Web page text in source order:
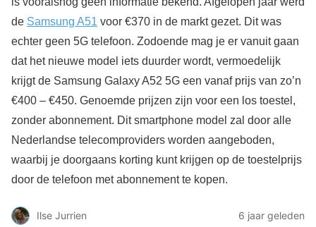
de Samsung A51 voor €370 in de markt gezet. Dit was
echter geen 5G telefoon. Zodoende mag je er vanuit gaan
dat het nieuwe model iets duurder wordt, vermoedelijk
krijgt de Samsung Galaxy A52 5G een vanaf prijs van zo’n
€400 – €450. Genoemde prijzen zijn voor een los toestel,
zonder abonnement. Dit smartphone model zal door alle
Nederlandse telecomproviders worden aangeboden,
waarbij je doorgaans korting kunt krijgen op de toestelprijs
door de telefoon met abonnement te kopen.
Ilse Jurrien
6 jaar geleden